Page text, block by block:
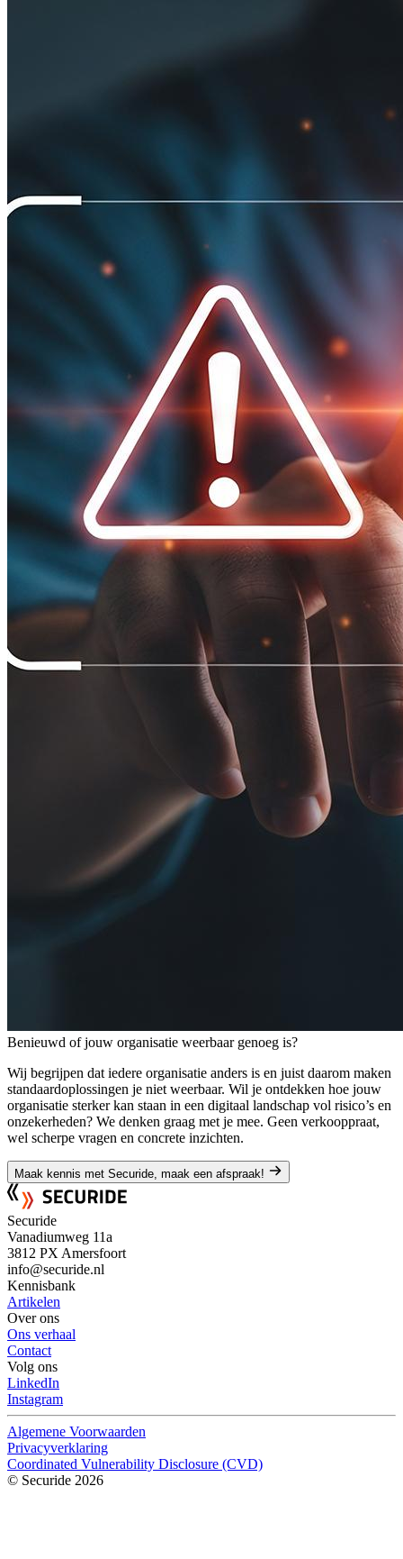
Benieuwd of jouw organisatie weerbaar genoeg is?
Wij begrijpen dat iedere organisatie anders is en juist daarom maken
standaardoplossingen je niet weerbaar. Wil je ontdekken hoe jouw
organisatie sterker kan staan in een digitaal landschap vol risico’s en
onzekerheden? We denken graag met je mee. Geen verkooppraat,
wel scherpe vragen en concrete inzichten.
Maak kennis met Securide, maak een afspraak!
Securide
Vanadiumweg 11a
3812 PX Amersfoort
info@securide.nl
Kennisbank
Artikelen
Over ons
Ons verhaal
Contact
Volg ons
LinkedIn
Instagram
Algemene Voorwaarden
Privacyverklaring
Coordinated Vulnerability Disclosure (CVD)
© Securide 2026